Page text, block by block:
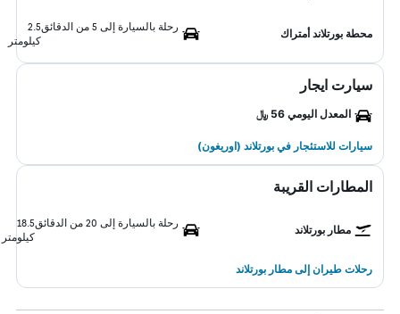
محطة بورتلاند أمتراك
رحلة بالسيارة إلى 5 من الدقائق
2.5
كيلومتر
سيارت ايجار
المعدل اليومي 56 ﷼
سيارات للاستئجار في بورتلاند (اوريغون)
المطارات القريبة
مطار بورتلاند
رحلة بالسيارة إلى 20 من الدقائق
18.5
كيلومتر
رحلات طيران إلى مطار بورتلاند